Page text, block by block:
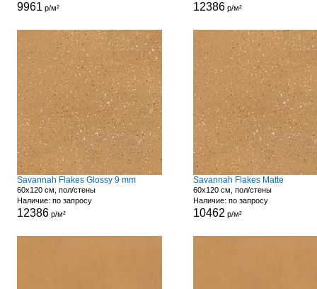
9961 р/м² 12386р/м²
Savannah Flakes Glossy 9 mm
60x120 см, пол/стены
Наличие: по запросу
12386р/м²
Savannah Flakes Matte
60x120 см, пол/стены
Наличие: по запросу
10462 р/м²